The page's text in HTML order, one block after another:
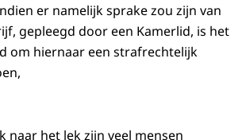
er namelijk sprake zou zijn van
gepleegd door een Kamerlid, is het
om hiernaar een strafrechtelijk
naar het lek zijn veel mensen